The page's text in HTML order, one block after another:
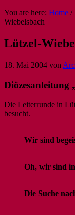
You are here: Home /
Wiebelsbach
Lützel-
18. Mai 2004 von
Diözesanleitung
Die Leiterrunde in
besucht.
Wir sind
Oh, wir sind
Die Suche